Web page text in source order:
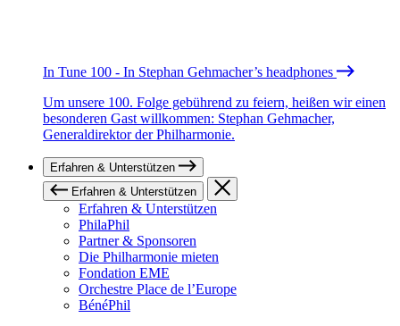
In Tune 100 - In Stephan Gehmacher’s headphones
Um unsere 100. Folge gebührend zu feiern, heißen wir einen
besonderen Gast willkommen: Stephan Gehmacher,
Generaldirektor der Philharmonie.
Erfahren & Unterstützen
Erfahren & Unterstützen
Erfahren & Unterstützen
PhilaPhil
Partner & Sponsoren
Die Philharmonie mieten
Fondation EME
Orchestre Place de l’Europe
BénéPhil